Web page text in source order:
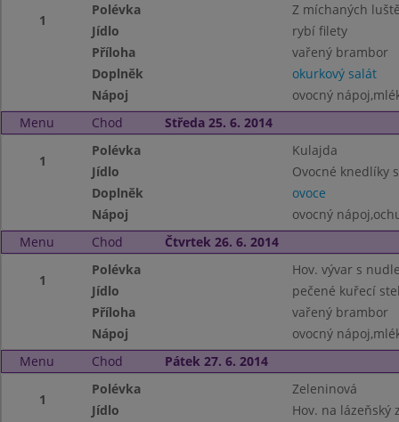
1
Polévka
Z míchaných
Jídlo
rybí filety
Příloha
vařený brambor
Doplněk
okurkový salát
Nápoj
ovocný
Menu
Chod Středa 25. 6. 2014
1
Polévka
Kulajda
Jídlo
Ovocné knedlíky
Doplněk
ovoce
Nápoj
ovocný
Menu
Chod Čtvrtek 26. 6. 2014
1
Polévka
Hov. vývar s
Jídlo
pečené kuřecí
Příloha
vařený brambor
Nápoj
ovocný
Menu
Chod Pátek 27. 6. 2014
1
Polévka
Zeleninová
Jídlo
Hov. na lázeňský